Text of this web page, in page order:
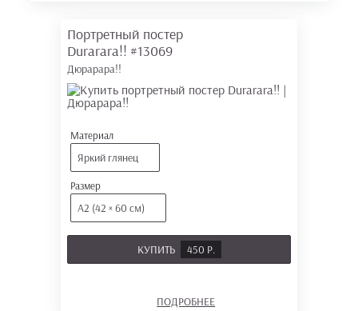
Портретный постер
Durarara!! #13069
Дюрарара!!
Материал
Яркий глянец
Размер
А2 (42 × 60 см)
КУПИТЬ 450 Р.
ПОДРОБНЕЕ